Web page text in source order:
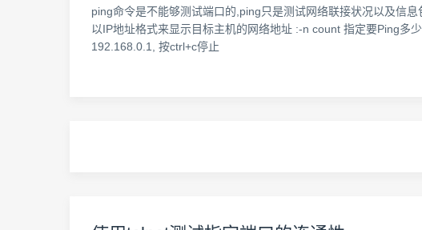
ping命令是不能够测试端口的,ping只是测试网络联接状况以及信
以IP地址格式来显示目标主机的网络地址 :-n count 指定要Ping
192.168.0.1, 按ctrl+c停止